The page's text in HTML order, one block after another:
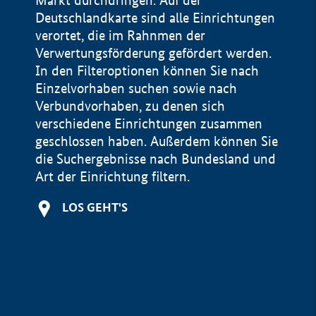
Deutschlandkarte sind alle Einrichtungen
verortet, die im Rahnmen der
Verwertungsförderung gefördert werden.
In den Filteroptionen können Sie nach
Einzelvorhaben suchen sowie nach
Verbundvorhaben, zu denen sich
verschiedene Einrichtungen zusammen
geschlossen haben. Außerdem können Sie
die Suchergebnisse nach Bundesland und
Art der Einrichtung filtern.
LOS GEHT'S